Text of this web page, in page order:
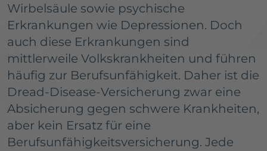
Wirbelsäule sowie psychische
Erkrankungen wie Depressionen. Doch
auch diese Erkrankungen sind
mittlerweile Volkskrankheiten und führen
häufig zur Berufsunfähigkeit. Daher ist die
Dread-Disease-Versicherung zwar eine
Absicherung gegen schwere Krankheiten,
aber kein Ersatz für eine
Berufsunfähigkeitsversicherung. Jede